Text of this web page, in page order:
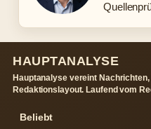
HAUPTANALYSE
Hauptanalyse vereint
Redaktionslayout. Laufend vom
Beliebt